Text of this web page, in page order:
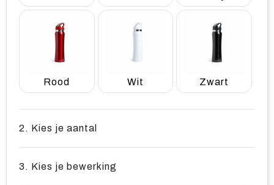
Rood Wit Zwart
2. Kies je aantal
3. Kies je bewerking